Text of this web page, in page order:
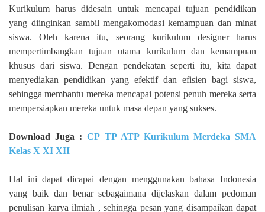
Kurikulum harus didesain untuk mencapai tujuan pendidikan
yang diinginkan sambil mengakomodasi kemampuan dan minat
siswa. Oleh karena itu, seorang kurikulum designer harus
mempertimbangkan tujuan utama kurikulum dan kemampuan
khusus dari siswa. Dengan pendekatan seperti itu, kita dapat
menyediakan pendidikan yang efektif dan efisien bagi siswa,
sehingga membantu mereka mencapai potensi penuh mereka serta
mempersiapkan mereka untuk masa depan yang sukses.
Download Juga :CP TP ATP Kurikulum Merdeka SMA
Kelas X XI XII
Hal ini dapat dicapai dengan menggunakan bahasa Indonesia
yang baik dan benar sebagaimana dijelaskan dalam pedoman
penulisan karya ilmiah , sehingga pesan yang disampaikan dapat